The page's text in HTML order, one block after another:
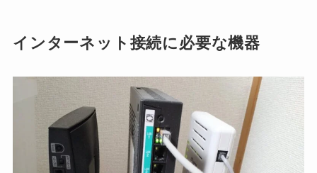
インターネット接続に必要な機器